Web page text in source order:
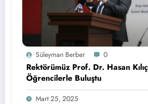
Süleyman Berber 0
Rektörümüz Prof. Dr. Hasan Kılıç
Öğrencilerle Buluştu
Mart 25, 2025